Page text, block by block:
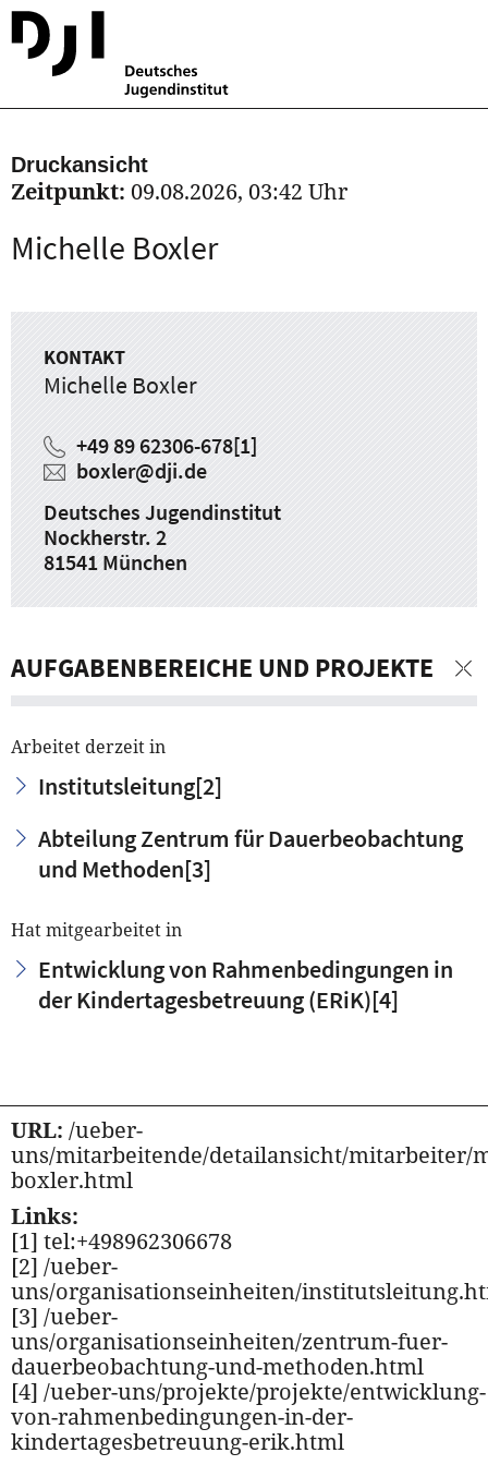
Druckansicht
Zeitpunkt: 09.08.2026, 03:42 Uhr
Michelle Boxler
KONTAKT
Michelle Boxler
+49 89 62306-678[1]
boxler@dji.de
Deutsches Jugendinstitut
Nockherstr. 2
81541 München
AUFGABENBEREICHE UND PROJEKTE
Arbeitet derzeit in
Institutsleitung[2]
Abteilung Zentrum für Dauerbeobachtung
und Methoden[3]
Hat mitgearbeitet in
Entwicklung von Rahmenbedingungen in
der Kindertagesbetreuung (ERiK)[4]
URL: /ueber-
uns/mitarbeitende/detailansicht/mitarbeiter/
boxler.html
Links:
[1] tel:+498962306678
[2] /ueber-
uns/organisationseinheiten/
[3] /ueber-
uns/organisationseinheiten/zentrum-fuer-
dauerbeobachtung-und-methoden.html
[4] /ueber-uns/projekte/projekte/entwicklung-
von-rahmenbedingungen-in-der-
kindertagesbetreuung-erik.html